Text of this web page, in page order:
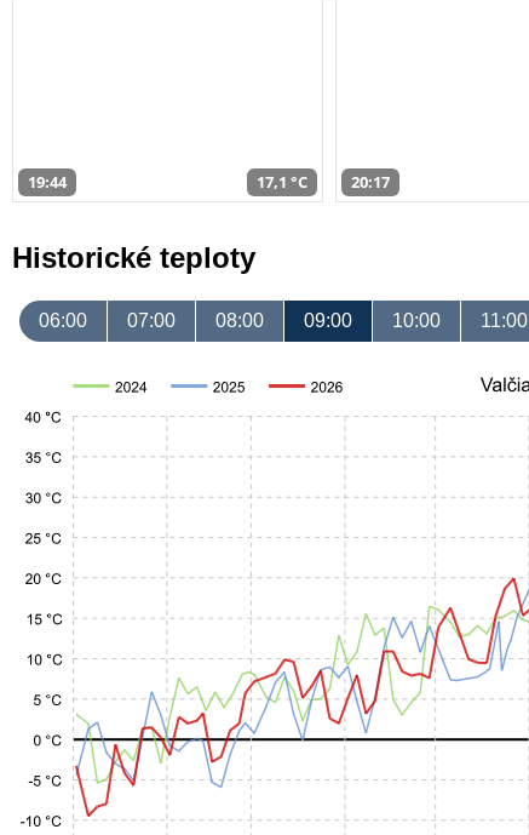
19:44 17,1 °C 20:17
Historické teploty
06:00 07:00 08:00 09:00 10:00 11:00